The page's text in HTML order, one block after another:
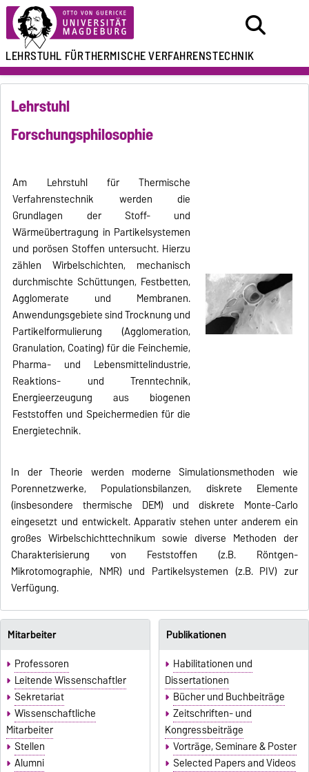
LEHRSTUHL FÜRTHERMISCHE VERFAHRENSTECHNIK
Lehrstuhl
Forschungsphilosophie
Am Lehrstuhl für Thermische
Verfahrenstechnik werden die
Grundlagen der Stoff- und
Wärmeübertragung in Partikelsystemen
und porösen Stoffen untersucht. Hierzu
zählen Wirbelschichten, mechanisch
durchmischte Schüttungen, Festbetten,
Agglomerate und Membranen.
Anwendungsgebiete sind Trocknung und
Partikelformulierung (Agglomeration,
Granulation, Coating) für die Feinchemie,
Pharma- und Lebensmittelindustrie,
Reaktions- und Trenntechnik,
Energieerzeugung aus biogenen
Feststoffen und Speichermedien für die
Energietechnik.
In der Theorie werden moderne Simulationsmethoden wie
Porennetzwerke, Populationsbilanzen, diskrete Elemente
(insbesondere thermische DEM) und diskrete Monte-Carlo
eingesetzt und entwickelt. Apparativ stehen unter anderem ein
großes Wirbelschichttechnikum sowie diverse Methoden der
Charakterisierung von Feststoffen (z.B. Röntgen-
Mikrotomographie, NMR) und Partikelsystemen (z.B. PIV) zur
Verfügung.
Mitarbeiter
Professoren
Leitende Wissenschaftler
Sekretariat
Wissenschaftliche
Mitarbeiter
Stellen
Alumni
Publikationen
Habilitationen und
Dissertationen
Bücher und Buchbeiträge
Zeitschriften- und
Kongressbeiträge
Vorträge, Seminare & Poster
Selected Papers and Videos